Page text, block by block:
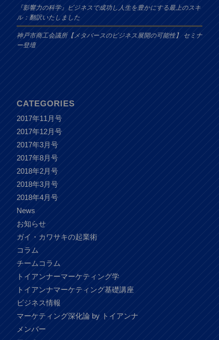
『影響力の科学』ビジネスで成功し人生を豊かにする最上のスキ
ル：翻訳いたしました
神戸市商工会議所【メタバースのビジネス展開の可能性】 セミナ
ー登壇
CATEGORIES
2017年11月号
2017年12月号
2017年3月号
2017年8月号
2018年2月号
2018年3月号
2018年4月号
News
お知らせ
ガイ・カワサキの起業術
コラム
チームコラム
トイアンナーマーケティング学
トイアンナマーケティング基礎講座
ビジネス情報
マーケティング深化論 by トイアンナ
メンバー